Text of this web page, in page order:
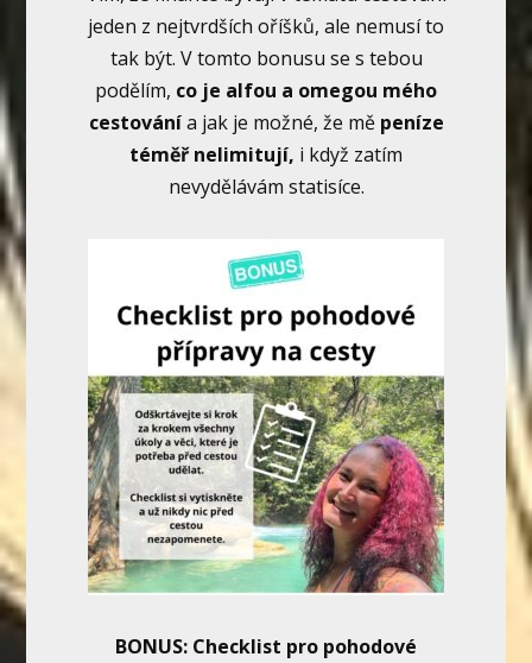
jeden z nejtvrdších oříšků, ale nemusí to
tak být. V tomto bonusu se s tebou
podělím, co je alfou a omegou mého
cestovánía jak je možné, že mě peníze
téměř nelimitují, i když zatím
nevydělávám statisíce.
BONUS: Checklist pro pohodové